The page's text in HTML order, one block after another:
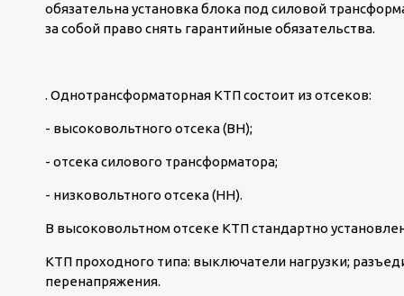
обязательна установка блока под силовой
за собой право снять гарантийные обязательства.
. Однотрансформаторная КТП состоит из отсеков:
- высоковольтного отсека (ВН);
- отсека силового трансформатора;
- низковольтного отсека (НН).
В высоковольтном отсеке КТП стандартно
КТП проходного типа: выключатели нагрузки;
перенапряжения.